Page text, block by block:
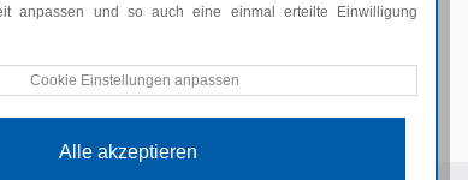
anpassen und so auch eine einmal erteilte Einwilligung
Cookie Einstellungen anpassen
Alle akzeptieren